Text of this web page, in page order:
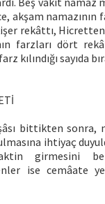
akşam namazının
rekâttı,
farzları dört
kılındığı sayıda
bittikten sonra,
ihtiyaç
girmesini
ise cemâate